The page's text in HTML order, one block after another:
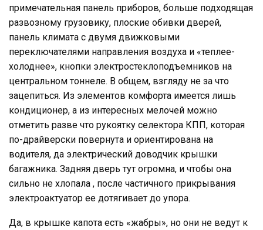
примечательная панель приборов, больше подходящая
развозному грузовику, плоские обивки дверей,
панель климата с двумя движковыми
переключателями направления воздуха и «теплее-
холоднее», кнопки электростеклоподъемников на
центральном тоннеле. В общем, взгляду не за что
зацепиться. Из элементов комфорта имеется лишь
кондиционер, а из интересных мелочей можно
отметить разве что рукоятку селектора КПП, которая
по-драйверски повернута и ориентирована на
водителя, да электрический доводчик крышки
багажника. Задняя дверь тут огромна, и чтобы она
сильно не хлопала , после частичного прикрывания
электроактуатор ее дотягивает до упора.
Да, в крышке капота есть «жабры», но они не ведут к